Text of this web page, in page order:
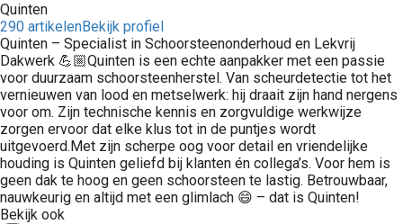
Quinten
290 artikelenBekijk profiel
Quinten – Specialist in Schoorsteenonderhoud en Lekvrij
Dakwerk 💪🏼Quinten is een echte aanpakker met een passie
voor duurzaam schoorsteenherstel. Van scheurdetectie tot het
vernieuwen van lood en metselwerk: hij draait zijn hand nergens
voor om. Zijn technische kennis en zorgvuldige werkwijze
zorgen ervoor dat elke klus tot in de puntjes wordt
uitgevoerd.Met zijn scherpe oog voor detail en vriendelijke
houding is Quinten geliefd bij klanten én collega’s. Voor hem is
geen dak te hoog en geen schoorsteen te lastig. Betrouwbaar,
nauwkeurig en altijd met een glimlach 😄 – dat is Quinten!
Bekijk ook